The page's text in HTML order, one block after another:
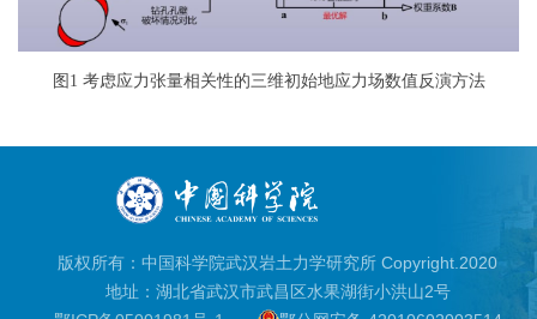
图 1 考虑应力张量相关性的三维初始地应力场数值反演方法
版权所有：中国科学院武汉岩土力学研究所 Copyright.2020
地址：湖北省武汉市武昌区水果湖街小洪山2号